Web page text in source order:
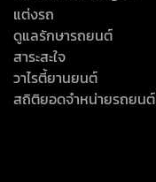
แต่งรถ
ดูแลรักษารถยนต์
สาระสะใจ
วาไรตี้ยานยนต์
สถิติยอดจำหน่ายรถยนต์